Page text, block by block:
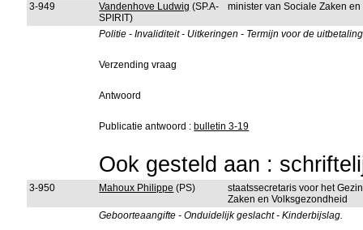
3-949 Vandenhove Ludwig (SP.A-
SPIRIT)
minister van Sociale Zaken
Politie - Invaliditeit - Uitkeringen - Termijn voor de
Verzending vraag
Antwoord
Publicatie antwoord : bulletin 3-19
Ook gesteld aan :
3-950 Mahoux Philippe (PS)
staatssecretaris voor het
Zaken en Volksgezondheid
Geboorteaangifte - Onduidelijk geslacht - Kinderbijslag.